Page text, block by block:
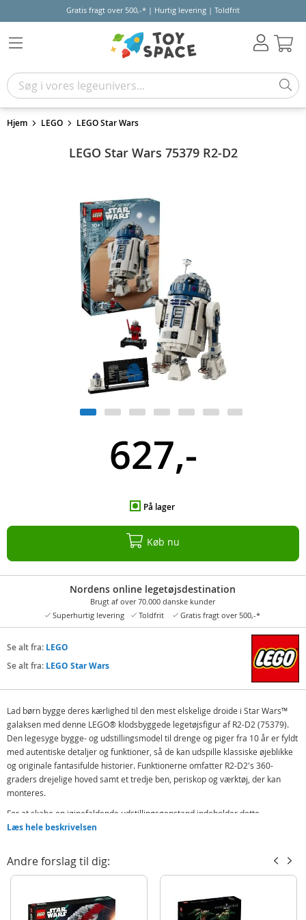
Gratis fragt over 500,-* | Hurtig levering | Toldfrit
Hjem LEGO LEGO Star Wars
LEGO Star Wars 75379 R2-D2
627,-
På lager
Køb nu
Nordens online legetøjsdestination
Brugt af over 70.000 danske kunder
Superhurtig levering
Toldfrit Gratis fragt over 500,-*
Se alt fra: LEGO
Se alt fra: LEGO Star Wars
Lad børn bygge deres kærlighed til den mest elskelige droide i Star Wars™
galaksen med denne LEGO® klodsbyggede legetøjsfigur af R2-D2 (75379).
Den legesyge bygge- og udstillingsmodel til drenge og piger fra 10 år er fyldt
med autentiske detaljer og funktioner, så de kan udspille klassiske øjeblikke
og originale fantasifulde historier. Funktionerne omfatter R2-D2's 360-
graders drejelige hoved samt et tredje ben, periskop og værktøj, der kan
monteres.
For at skabe en iøjnefaldende udstillingsgenstand indeholder dette
samlersæt af et byggelegetøj også en LEGO droidefigur af R2-D2, en særlig
Sættet er en spændende gave til Star Wars fans og enhver med en passion
vejledning eller LEGO Builder appen, som indeholder zoom-, dreje- og
visningsværktøjer, der kan udvide den kreative oplevelse.
Læs hele beskrivelsen
Andre forslag til dig: